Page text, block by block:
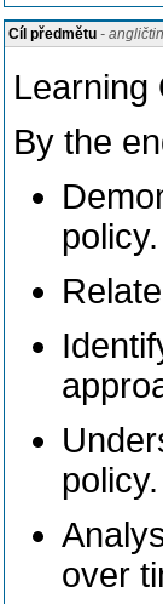
Cíl předmětu -
Learning
By the
policy.
policy.
over